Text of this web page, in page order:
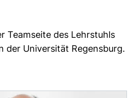
Teamseite des Lehrstuhls
der Universität Regensburg.